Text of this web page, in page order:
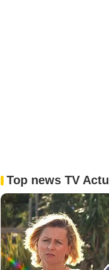
Top news TV Actu